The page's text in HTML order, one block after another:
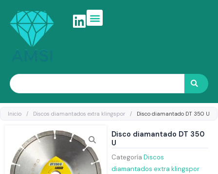
contenido
Search
Inicio / Discos diamantados extra klingspor / Disco diamantado DT 350 U
Disco diamantado DT 350
U
Categoría Discos
diamantados extra klingspor